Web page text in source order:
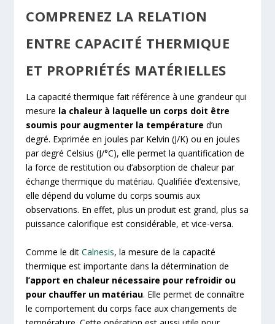
COMPRENEZ LA RELATION
ENTRE CAPACITÉ THERMIQUE
ET PROPRIÉTÉS MATÉRIELLES
La capacité thermique fait référence à une grandeur qui
mesure la chaleur à laquelle un corps doit être
soumis pour augmenter la température d’un
degré. Exprimée en joules par Kelvin (J/K) ou en joules
par degré Celsius (J/°C), elle permet la quantification de
la force de restitution ou d’absorption de chaleur par
échange thermique du matériau. Qualifiée d’extensive,
elle dépend du volume du corps soumis aux
observations. En effet, plus un produit est grand, plus sa
puissance calorifique est considérable, et vice-versa.
Comme le ditCalnesis, la mesure de la capacité
thermique est importante dans la détermination de
l’apport en chaleur nécessaire pour refroidir ou
pour chauffer un matériau. Elle permet de connaître
le comportement du corps face aux changements de